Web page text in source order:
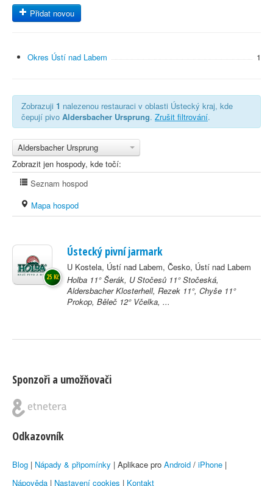
Přidat novou
Okres Ústí nad Labem 1
Zobrazuji 1 nalezenou restauraci v oblasti Ústecký kraj, kde
čepují pivo Aldersbacher Ursprung. Zrušit filtrování.
Aldersbacher Ursprung
Zobrazit jen hospody, kde točí:
Seznam hospod
Mapa hospod
Ústecký pivní jarmark
U Kostela, Ústí nad Labem, Česko, Ústí nad Labem
Holba 11° Šerák, U Stočesů 11° Stočeská,
Aldersbacher Klosterhell, Rezek 11°, Chyše 11°
Prokop, Běleč 12° Včelka, ...
25 Kč
Sponzoři a umožňovači
Odkazovník
Blog | Nápady & připomínky | Aplikace pro Android / iPhone |
Nápověda | Nastavení cookies | Kontakt